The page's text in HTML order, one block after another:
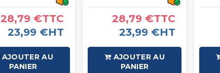
28,79 €TTC
23,99 €HT
AJOUTER AU
PANIER
28,79 €TTC
23,99 €HT
AJOUTER AU
PANIER